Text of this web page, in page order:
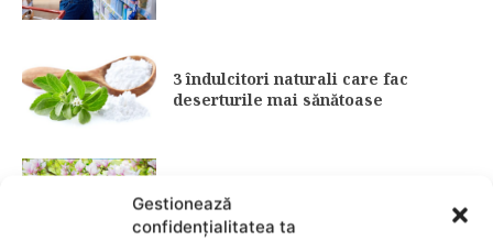
Gestionează
confidențialitatea ta
3 îndulcitori naturali care fac
deserturile mai sănătoase
Garderoba de primăvară pentru
copii: ce păstrezi și ce donezi